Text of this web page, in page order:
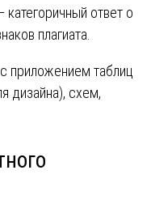
ответ о
плагиата.
приложением таблиц
дизайна), схем,